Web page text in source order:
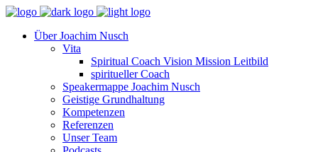
Über Joachim Nusch
Vita
Spiritual Coach Vision Mission Leitbild
spiritueller Coach
Speakermappe Joachim Nusch
Geistige Grundhaltung
Kompetenzen
Referenzen
Unser Team